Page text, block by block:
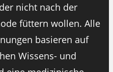
nicht nach der
füttern wollen. Alle
basieren auf
Wissens- und